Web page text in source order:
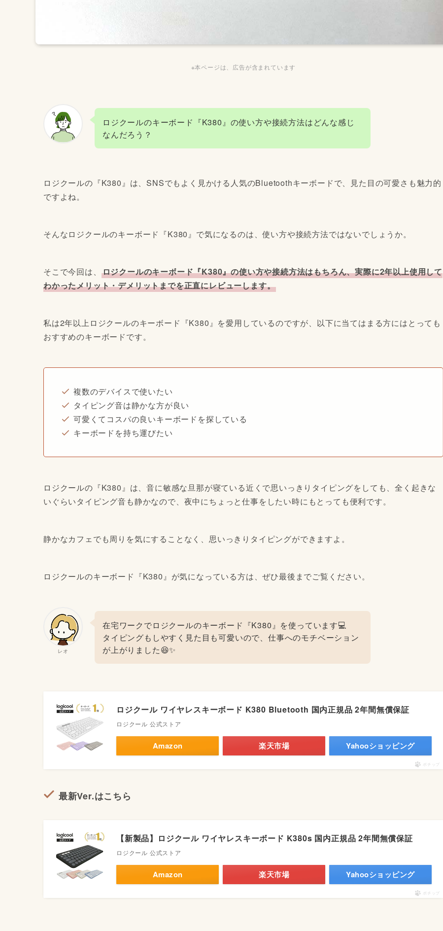
※本ページは、広告が含まれています
ロジクールのキーボード『K380』の使い方や接続方法はどんな感じ
なんだろう？
ロジクールの『K380』は、SNSでもよく見かける人気のBluetoothキーボードで、見た目の可愛さも魅力的
ですよね。
そんなロジクールのキーボード『K380』で気になるのは、使い方や接続方法ではないでしょうか。
そこで今回は、 ロジクールのキーボード『K380』の使い方や接続方法はもちろん、実際に2年以上使用して
わかったメリット・デメリットまでを正直にレビューします。
私は2年以上ロジクールのキーボード『K380』を愛用しているのですが、以下に当てはまる方にはとっても
おすすめのキーボードです。
複数のデバイスで使いたい
タイピング音は静かな方が良い
可愛くてコスパの良いキーボードを探している
キーボードを持ち運びたい
ロジクールの『K380』は、音に敏感な旦那が寝ている近くで思いっきりタイピングをしても、全く起きな
いぐらいタイピング音も静かなので、夜中にちょっと仕事をしたい時にもとっても便利です。
静かなカフェでも周りを気にすることなく、思いっきりタイピングができますよ。
ロジクールのキーボード『K380』が気になっている方は、ぜひ最後までご覧ください。
レオ
在宅ワークでロジクールのキーボード『K380』を使っています💻
タイピングもしやすく見た目も可愛いので、仕事へのモチベーション
が上がりました😆✨
ロジクール ワイヤレスキーボード K380 Bluetooth 国内正規品 2年間無償保証
ロジクール 公式ストア
Amazon 楽天市場 Yahooショッピング
ポチップ
最新Ver.はこちら
【新製品】ロジクール ワイヤレスキーボード K380s 国内正規品 2年間無償保証
ロジクール 公式ストア
Amazon 楽天市場 Yahooショッピング
ポチップ